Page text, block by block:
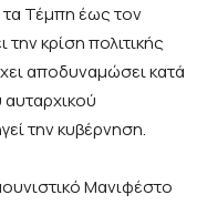
Τέμπη έως τον
κρίση πολιτικής
αποδυναμώσει κατά
την κυβέρνηση.
Μανιφέστο